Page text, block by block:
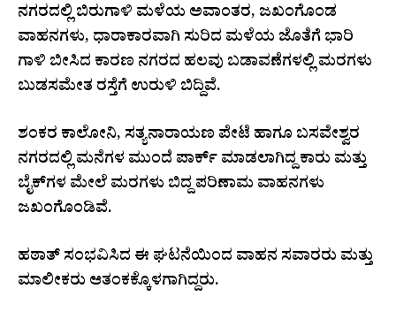
ನಗರದಲ್ಲಿ ಬಿರುಗಾಳಿ ಮಳೆಯ ಅವಾಂತರ, ಜಖಂಗೊಂಡ
ವಾಹನಗಳು, ಧಾರಾಕಾರವಾಗಿ ಸುರಿದ ಮಳೆಯ ಜೊತೆಗೆ ಭಾರಿ
ಗಾಳಿ ಬೀಸಿದ ಕಾರಣ ನಗರದ ಹಲವು ಬಡಾವಣೆಗಳಲ್ಲಿ ಮರಗಳು
ಬುಡಸಮೇತ ರಸ್ತೆಗೆ ಉರುಳಿ ಬಿದ್ದಿವೆ.
ಶಂಕರ ಕಾಲೋನಿ, ಸತ್ಯನಾರಾಯಣ ಪೇಟೆ ಹಾಗೂ ಬಸವೇಶ್ವರ
ನಗರದಲ್ಲಿ ಮನೆಗಳ ಮುಂದೆ ಪಾರ್ಕ್ ಮಾಡಲಾಗಿದ್ದ ಕಾರು ಮತ್ತು
ಬೈಕ್‌ಗಳ ಮೇಲೆ ಮರಗಳು ಬಿದ್ದ ಪರಿಣಾಮ ವಾಹನಗಳು
ಜಖಂಗೊಂಡಿವೆ.
ಹಠಾತ್ ಸಂಭವಿಸಿದ ಈ ಘಟನೆಯಿಂದ ವಾಹನ ಸವಾರರು ಮತ್ತು
ಮಾಲೀಕರು ಆತಂಕಕ್ಕೊಳಗಾಗಿದ್ದರು.